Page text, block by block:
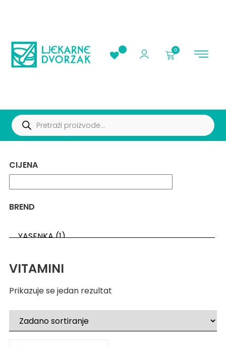
0
CIJENA
BREND
VITAMINI
Prikazuje se jedan rezultat